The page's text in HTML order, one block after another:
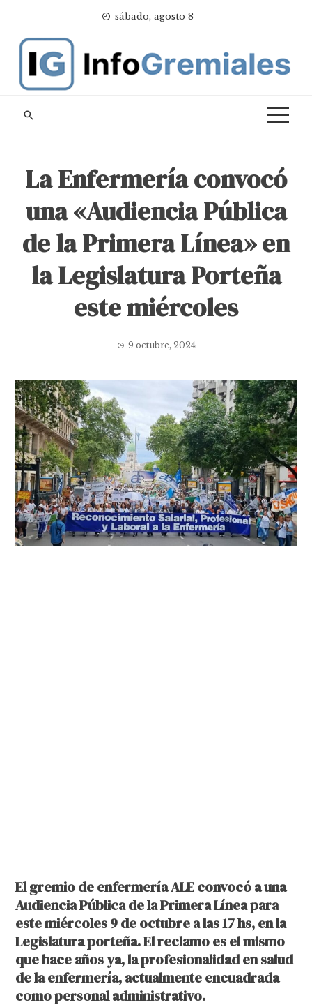
content
sábado, agosto 8
La Enfermería convocó
una «Audiencia Pública
de la Primera Línea» en
la Legislatura Porteña
este miércoles
9 octubre, 2024
El gremio de enfermería ALE convocó a una
Audiencia Pública de la Primera Línea para
este miércoles 9 de octubre a las 17 hs, en la
Legislatura porteña. El reclamo es el mismo
que hace años ya, la profesionalidad en salud
de la enfermería, actualmente encuadrada
como personal administrativo.